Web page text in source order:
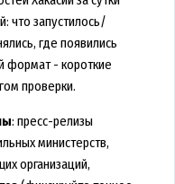
что запустилось/
где появились
формат - короткие
проверки.
: пресс-релизы
министерств,
организаций,